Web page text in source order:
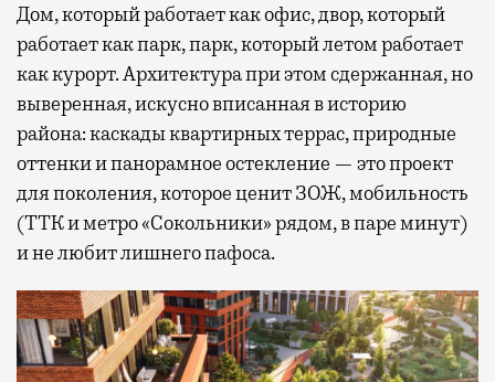
Дом, который работает как офис, двор, который
работает как парк, парк, который летом работает
как курорт. Архитектура при этом сдержанная, но
выверенная, искусно вписанная в историю
района: каскады квартирных террас, природные
оттенки и панорамное остекление — это проект
для поколения, которое ценит ЗОЖ, мобильность
(ТТК и метро «Сокольники» рядом, в паре минут)
и не любит лишнего пафоса.